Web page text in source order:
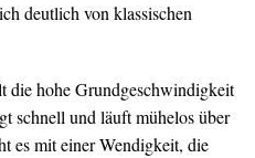
deutlich von klassischen
die hohe Grundgeschwindigkeit
schnell und läuft mühelos über
es mit einer Wendigkeit, die